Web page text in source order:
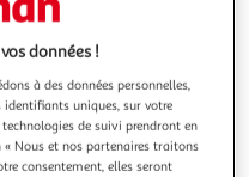
Illustration
données !
à des données personnelles,
identifiants uniques, sur votre
technologies de suivi prendront en
Nous et nos partenaires traitons
consentement, elles seront